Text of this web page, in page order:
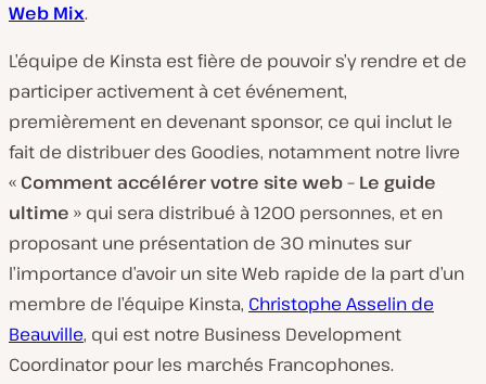
Web Mix.
L’équipe de Kinsta est fière de pouvoir s’y rendre et de
participer activement à cet événement,
premièrement en devenant sponsor, ce qui inclut le
fait de distribuer des Goodies, notamment notre livre
« Comment accélérer votre site web – Le guide
ultime » qui sera distribué à 1200 personnes, et en
proposant une présentation de 30 minutes sur
l’importance d’avoir un site Web rapide de la part d’un
membre de l’équipe Kinsta, Christophe Asselin de
Beauville, qui est notre Business Development
Coordinator pour les marchés Francophones.